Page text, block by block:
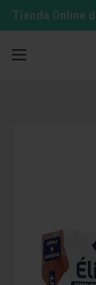
Tienda Online